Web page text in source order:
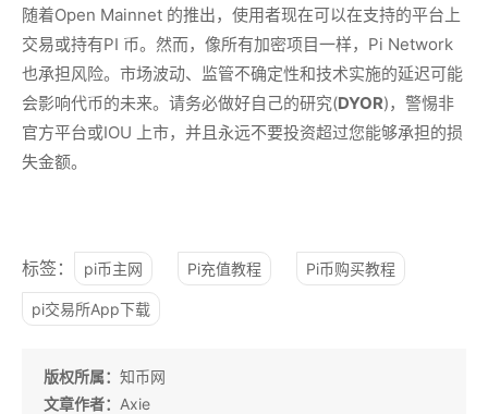
随着Open Mainnet 的推出，使用者现在可以在支持的平台上
交易或持有PI 币。然而，像所有加密项目一样，Pi Network
也承担风险。市场波动、监管不确定性和技术实施的延迟可能
会影响代币的未来。请务必做好自己的研究(DYOR)，警惕非
官方平台或IOU 上市，并且永远不要投资超过您能够承担的损
失金额。
标签： pi币主网 Pi充值教程 Pi币购买教程
pi交易所App下载
版权所属： 知币网
文章作者： Axie